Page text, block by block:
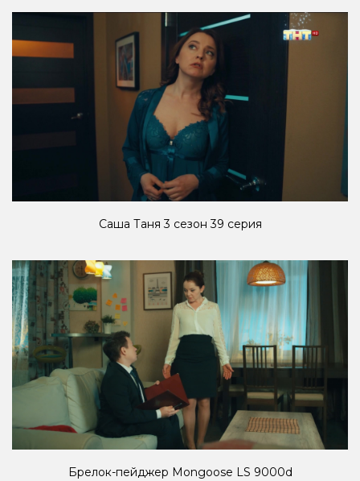
Саша Таня 3 сезон 39 серия
Брелок-пейджер Mongoose LS 9000d